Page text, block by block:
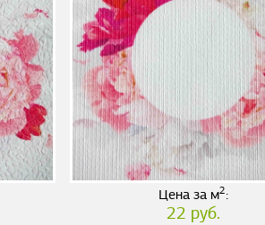
Цена за м2:
22 руб.